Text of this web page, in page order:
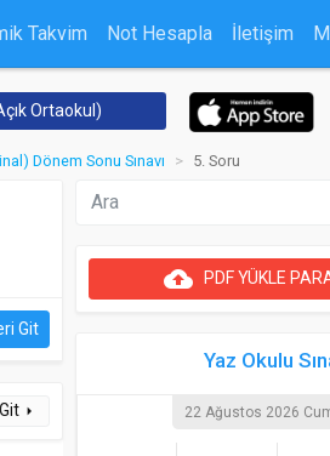
Takvim Not Hesapla İletişim
Ortaokul)
Dönem Sonu Sınavı 5. Soru
Git
arrow_right
cloud_uploadPDF YÜKLE
Yaz Okulu
22 Ağustos 2026